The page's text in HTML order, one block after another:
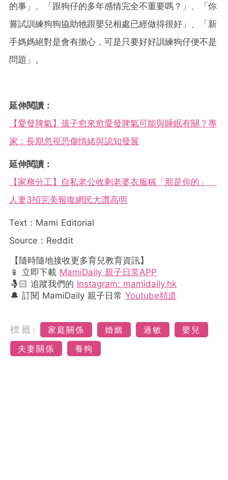
的事」、「跟狗仔的多年感情完全不重要嗎？」、「你
嘗試訓練狗狗協助牠跟嬰兒相處已經做得很好」、「新
手媽媽絕對是會有擔心，可是只要好好訓練狗仔便不是
問題」。
延伸閱讀：
【愛發脾氣】孩子愈來愈愛發脾氣可能與睡眠有關？專
家：長期忽視恐傷情緒與認知發展
延伸閱讀：
【家務分工】自私老公收剩老婆衣服稱「那是你的」
人妻3招完美報復網民大讚高明
Text：Mami Editorial
Source：Reddit
【隨時隨地接收更多育兒教育資訊】
📱 立即下載 MamiDaily 親子日常APP
🤱🏻 追蹤我們的 Instagram: mamidaily.hk
🔔 訂閱 MamiDaily 親子日常 Youtube頻道
標籤: 家庭關係 婚姻 過敏
嬰兒
夫妻關係
養狗